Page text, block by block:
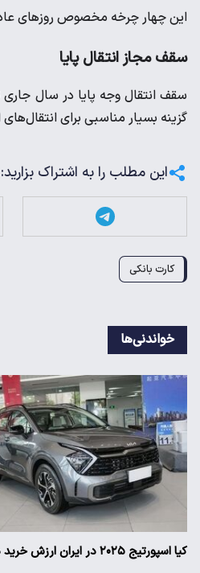
این چهار چرخه مخصوص روزهای عادی مثل شنبه 13 تیر
سقف مجاز انتقال پایا
گزینه بسیار مناسبی برای
این مطلب را به اشتراک بزارید:
کارت بانکی
خواندنی‌ها
کیا اسپورتیج ۲۰۲۵ در ایران ارزش خرید دارد؟